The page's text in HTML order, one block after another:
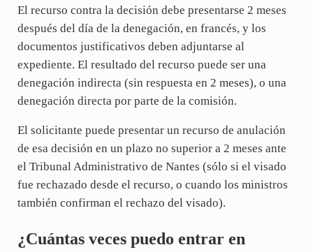
El recurso contra la decisión debe presentarse 2 meses
después del día de la denegación, en francés, y los
documentos justificativos deben adjuntarse al
expediente. El resultado del recurso puede ser una
denegación indirecta (sin respuesta en 2 meses), o una
denegación directa por parte de la comisión.
El solicitante puede presentar un recurso de anulación
de esa decisión en un plazo no superior a 2 meses ante
el Tribunal Administrativo de Nantes (sólo si el visado
fue rechazado desde el recurso, o cuando los ministros
también confirman el rechazo del visado).
¿Cuántas veces puedo entrar en